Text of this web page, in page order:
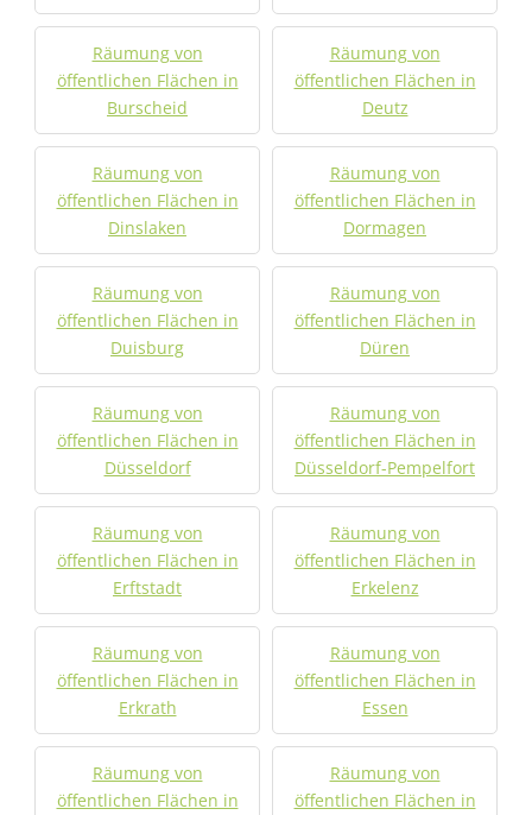
Räumung von
öffentlichen Flächen in
Burscheid
Räumung von
öffentlichen Flächen in
Deutz
Räumung von
öffentlichen Flächen in
Dinslaken
Räumung von
öffentlichen Flächen in
Dormagen
Räumung von
öffentlichen Flächen in
Duisburg
Räumung von
öffentlichen Flächen in
Düren
Räumung von
öffentlichen Flächen in
Düsseldorf
Räumung von
öffentlichen Flächen in
Düsseldorf-Pempelfort
Räumung von
öffentlichen Flächen in
Erftstadt
Räumung von
öffentlichen Flächen in
Erkelenz
Räumung von
öffentlichen Flächen in
Erkrath
Räumung von
öffentlichen Flächen in
Essen
Räumung von
öffentlichen Flächen in
Räumung von
öffentlichen Flächen in